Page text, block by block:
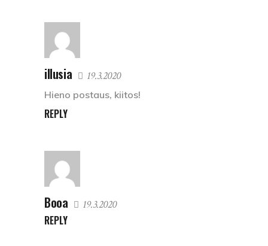
illusia 19.3.2020
Hieno postaus, kiitos!
REPLY
Booa 19.3.2020
REPLY